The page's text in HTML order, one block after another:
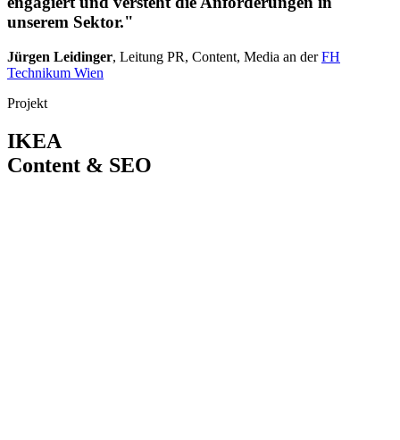
unserem Sektor."
Jürgen Leidinger, Leitung PR, Content, Media an derFH
Technikum Wien
Projekt
IKEA
Content & SEO